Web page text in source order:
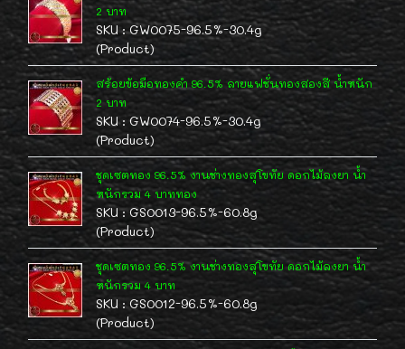
2 บาท
SKU : GW0075-96.5%-30.4g
(Product)
สร้อยข้อมือทองคำ 96.5% ลายแฟชั่นทองสองสี น้ำหนัก
2 บาท
SKU : GW0074-96.5%-30.4g
(Product)
ชุดเซตทอง 96.5% งานช่างทองสุโขทัย ดอกไม้ลงยา น้ำ
หนักรวม 4 บาททอง
SKU : GS0013-96.5%-60.8g
(Product)
ชุดเซตทอง 96.5% งานช่างทองสุโขทัย ดอกไม้ลงยา น้ำ
หนักรวม 4 บาท
SKU : GS0012-96.5%-60.8g
(Product)